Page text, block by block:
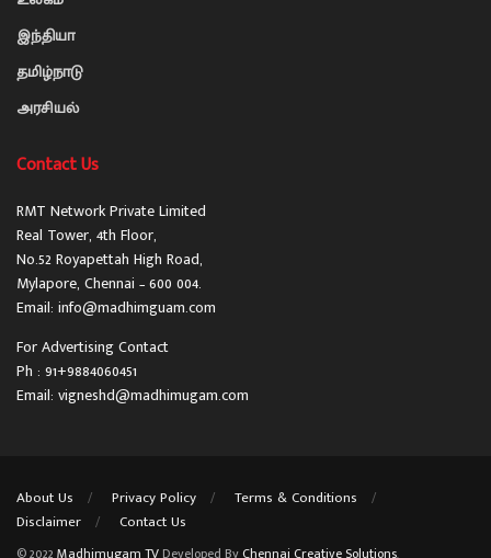
இந்தியா
தமிழ்நாடு
அரசியல்
Contact Us
RMT Network Private Limited
Real Tower, 4th Floor,
No.52 Royapettah High Road,
Mylapore, Chennai – 600 004.
Email: info@madhimguam.com
For Advertising Contact
Ph : 91+9884060451
Email: vigneshd@madhimugam.com
About Us Privacy Policy
Terms & Conditions
Disclaimer
Contact Us
© 2022 Madhimugam TV Developed By Chennai Creative Solutions.